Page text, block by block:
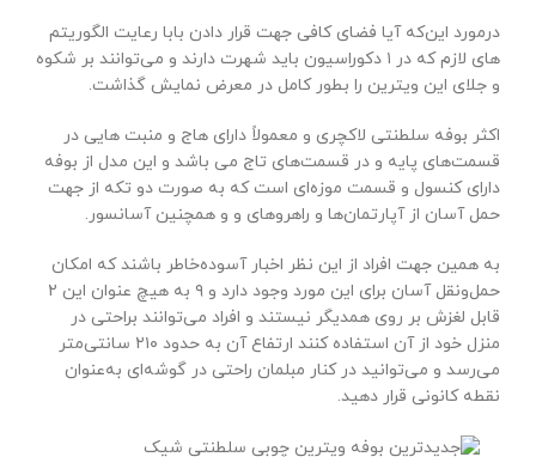
درمورد این‌که آیا فضای کافی جهت قرار دادن بابا رعایت الگوریتم
های لازم که در ۱ دکوراسیون باید شهرت دارند و می‌توانند بر شکوه
و جلای این ویترین را بطور کامل در معرض نمایش گذاشت.
اکثر بوفه سلطنتی لاکچری و معمولاً دارای هاج و منبت هایی در
قسمت‌های پایه و در قسمت‌های تاج می باشد و این مدل از بوفه
دارای کنسول و قسمت موزه‌ای است که به صورت دو تکه از جهت
حمل آسان از آپارتمان‌ها و راهروهای و و همچنین آسانسور.
به همین جهت افراد از این نظر اخبار آسوده‌خاطر باشند که امکان
حمل‌ونقل آسان برای این مورد وجود دارد و ۹ به هیچ عنوان این ۲
قابل لغزش بر روی همدیگر نیستند و افراد می‌توانند براحتی در
منزل خود از آن استفاده کنند ارتفاع آن به حدود ۲۱۰ سانتی‌متر
می‌رسد و می‌توانید در کنار مبلمان راحتی در گوشه‌ای به‌عنوان
نقطه کانونی قرار دهید.